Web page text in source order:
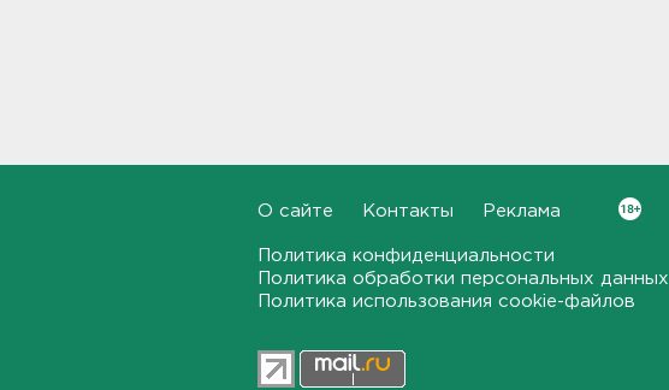
Назначено первое заседание
летнего мальчика из
Петербурга были атакованы
членистоногими вампирами
О сайте Контакты Реклама
Политика конфиденциальности
Политика обработки персональных данных
Политика использования cookie-файлов